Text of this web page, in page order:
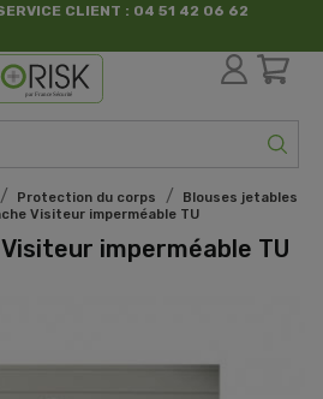
CLIENT : 04 51 42 06 62
par France Sécurité
Protection du corps
Blouses jetables
Visiteur imperméable TU
imperméable TU